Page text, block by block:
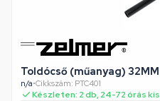
Toldócső (műanyag)
n/a•Cikkszám: PTC401
Készleten: 2 db, 24-72 órás